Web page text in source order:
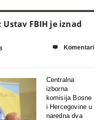
FBIH je iznad
 Komentari
Centralna
izborna
komisija Bosne
i Hercegovine u
naredna dva